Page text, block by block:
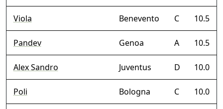
Viola Benevento C 10.5
Pandev Genoa A 10.5
Alex Sandro Juventus D 10.0
Poli Bologna C 10.0